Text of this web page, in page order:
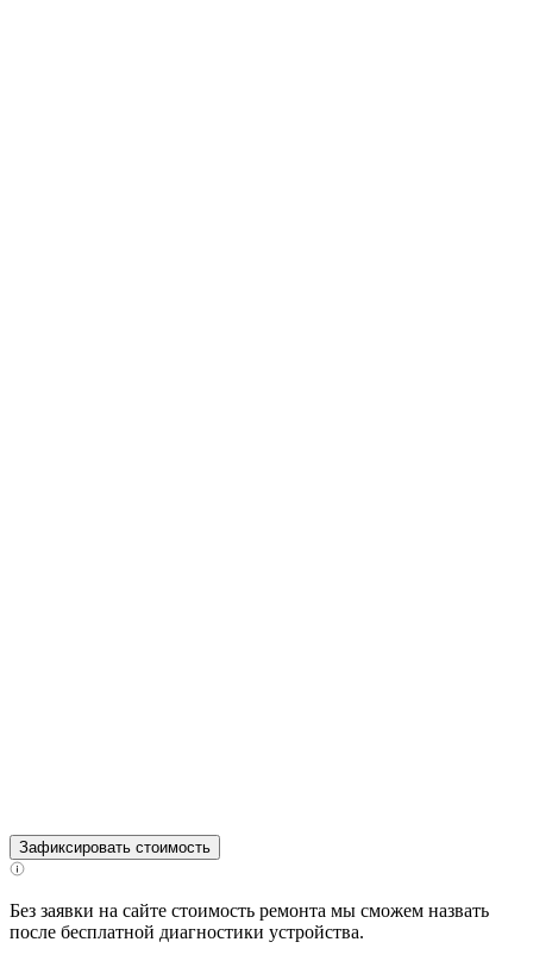
Зафиксировать стоимость
Без заявки на сайте стоимость ремонта мы сможем назвать
после бесплатной диагностики устройства.